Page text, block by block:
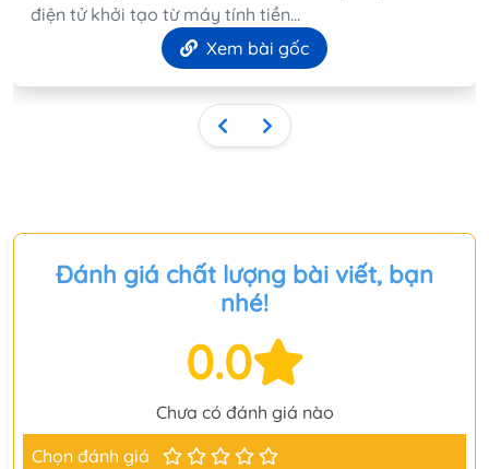
điện tử khởi tạo từ máy tính tiền...
Xem bài gốc
Đánh giá chất lượng bài viết, bạn
nhé!
0.0
Chưa có đánh giá nào
Chọn đánh giá